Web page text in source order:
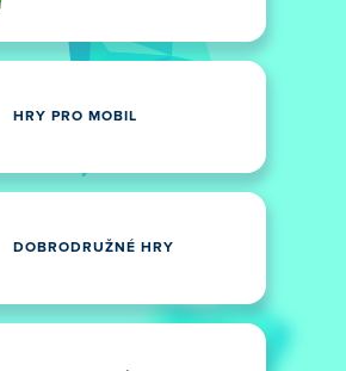
HRY PRO MOBIL
DOBRODRUŽNÉ HRY